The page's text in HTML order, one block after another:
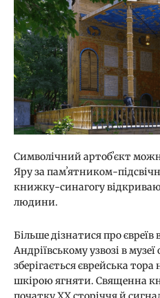
Символічний артобʼєкт
Яру за памʼятником-
книжку-синагогу
людини.
Більше дізнатися про
Андріївському узвозі в музеї
зберігається єврейська
шкірою ягняти. Священна